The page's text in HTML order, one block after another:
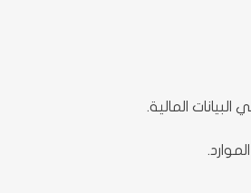
المالية.